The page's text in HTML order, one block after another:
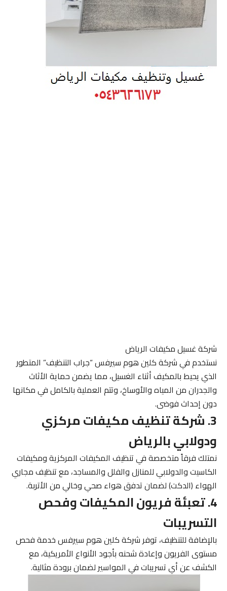
شركة غسيل مكيفات الرياض
نستخدم في شركة كلين هوم سيرفس “جراب التنظيف” المتطور
الذي يحيط بالمكيف أثناء الغسيل، مما يضمن حماية الأثاث
والجدران من المياه والأوساخ، وتتم العملية بالكامل في مكانها
دون إحداث فوضى.
3. شركة تنظيف مكيفات مركزي
ودولابي بالرياض
نمتلك فرقاً متخصصة في تنظيف المكيفات المركزية ومكيفات
الكاسيت والدولابي للمنازل والفلل والمساجد، مع تنظيف مجاري
الهواء (الدكت) لضمان تدفق هواء صحي وخالي من الأتربة.
4. تعبئة فريون المكيفات وفحص
التسريبات
بالإضافة للتنظيف، توفر شركة كلين هوم سيرفس خدمة فحص
مستوى الفريون وإعادة شحنه بأجود الأنواع الأمريكية، مع
الكشف عن أي تسريبات في المواسير لضمان برودة مثالية.